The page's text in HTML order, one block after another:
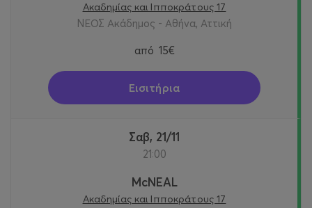
Ακαδημίας και Ιπποκράτους 17
ΝΕΟΣ Ακάδημος - Αθήνα, Αττική
από 15€
Εισιτήρια
Σαβ, 21/11
21:00
McNEAL
Ακαδημίας και Ιπποκράτους 17